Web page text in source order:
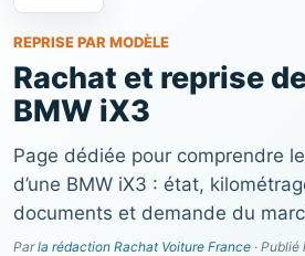
REPRISE PAR MODÈLE
Rachat et reprise
BMW iX3
Page dédiée pour comprendre
d’une BMW iX3 : état,
documents et demande du
Parla rédaction Rachat Voiture France · Publié